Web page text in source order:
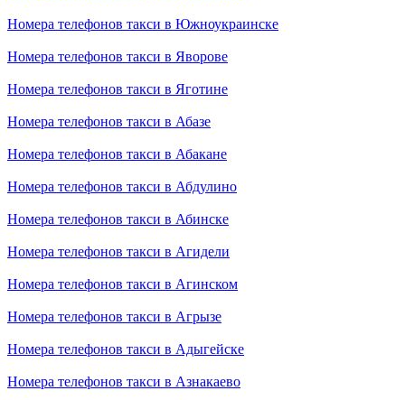
Номера телефонов такси в Южноукраинске
Номера телефонов такси в Яворове
Номера телефонов такси в Яготине
Номера телефонов такси в Абазе
Номера телефонов такси в Абакане
Номера телефонов такси в Абдулино
Номера телефонов такси в Абинске
Номера телефонов такси в Агидели
Номера телефонов такси в Агинском
Номера телефонов такси в Агрызе
Номера телефонов такси в Адыгейске
Номера телефонов такси в Азнакаево